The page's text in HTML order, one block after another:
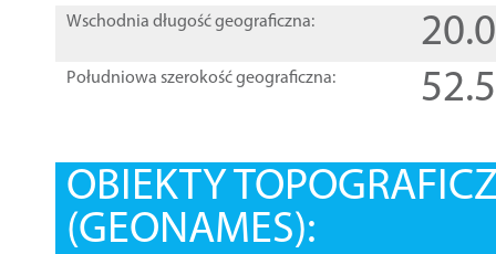
Wschodnia długość geograficzna:
Południowa szerokość geograficzna:
OBIEKTY
(GEONAMES):